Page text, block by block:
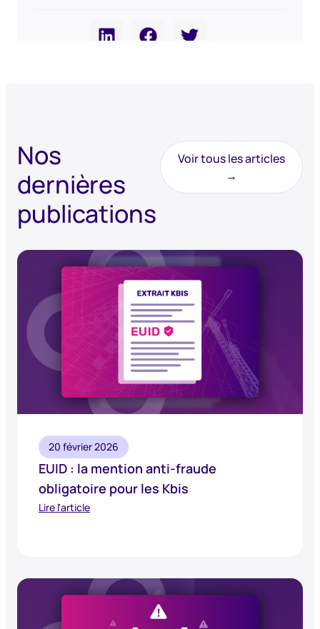
Nos
dernières
publications
Voir tous les articles
→
20 février 2026
EUID : la mention anti-fraude
obligatoire pour les Kbis
Lire l'article